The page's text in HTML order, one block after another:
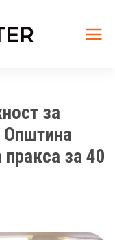
за
Општина
за 40